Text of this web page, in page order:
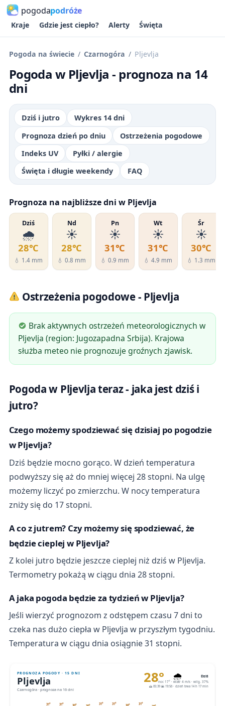
pogodapodróże
Kraje Gdzie jest ciepło? Alerty Święta
Pogoda na świecie Czarnogóra Pljevlja
Pogoda w Pljevlja - prognoza na 14
dni
Dziś i jutro
Wykres 14 dni
Prognoza dzień po dniu
Ostrzeżenia pogodowe
Indeks UV
Pyłki / alergie
Święta i długie weekendy
FAQ
Prognoza na najbliższe dni w Pljevlja
Dziś
🌧️
28℃
💧 1.4 mm
Nd
☀️
28℃
💧 0.8 mm
Pn
☀️
31℃
💧 0.9 mm
Wt
☀️
31℃
💧 4.9 mm
Śr
☀️
30℃
💧 1.3 mm
Ostrzeżenia pogodowe - Pljevlja
Brak aktywnych ostrzeżeń meteorologicznych w
Pljevlja (region: Jugozapadna Srbija). Krajowa
służba meteo nie prognozuje groźnych zjawisk.
Pogoda w Pljevlja teraz - jaka jest dziś i
jutro?
Czego możemy spodziewać się dzisiaj po pogodzie
w Pljevlja?
Dziś będzie mocno gorąco. W dzień temperatura
podwyższy się aż do mniej więcej 28 stopni. Na ulgę
możemy liczyć po zmierzchu. W nocy temperatura
zniży się do 17 stopni.
A co z jutrem? Czy możemy się spodziewać, że
będzie cieplej w Pljevlja?
Z kolei jutro będzie jeszcze cieplej niż dziś w Pljevlja.
Termometry pokażą w ciągu dnia 28 stopni.
A jaka pogoda będzie za tydzień w Pljevlja?
Jeśli wierzyć prognozom z odstępem czasu 7 dni to
czeka nas dużo ciepła w Pljevlja w przyszłym tygodniu.
Temperatura w ciągu dnia osiągnie 31 stopni.